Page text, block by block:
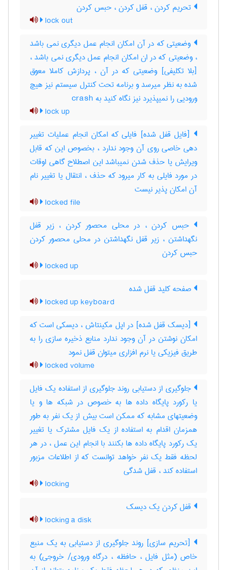
تحریم کردن ، قفل کردن ، حبس کردن
lock out
وضعیتی که در آن امکان انجام عمل دیگری نمی باشد
، وضعیتی که در ان امکان انجام عمل دیگری نمی باشد ،
[بلا تکلیفی] وضعیتی که در آن ، پردازش کاملا معوق
شده به نظر میرسد و برنامه تحت کنترل سیستم نیز هیچ
ورودیی را نمیپذیرد نیز نگاه کنید به ‎ crash
lock up
[فایل قفل شده] فایلی که امکان انجام عملیات تغییر
دهی خاصی روی آن وجود ندارد ، بخصوص این که قابل
ویرایش یا حذف شدن نمیباشد این اصطلاح گاهی اوقات
در مورد فایلی به کار میرود که حذف ، انتقال یا تغییر نام
آن امکان پذیر نیست
locked file
حبس کردن ، در محلی محصور کردن ، زیر قفل
نگهداشتن ، زیر قفل نگهداشتن در محلی محصور کردن
حبس کردن
locked up
صفحه کلید قفل شده
locked up keyboard
[دیسک قفل شده] در اپل مکینتاش ، دیسکی است که
امکان نوشتن در آن وجود ندارد منابع ذخیره سازی را به
طریق فیزیکی یا نرم افزاری میتوان قفل نمود
locked volume
جلوگیری از دستیابی روند جلوگیری از استفاده یک فایل
یا رکورد پایگاه داده ها به خصوص در شبکه ها و یا
وضعیتهای مشابه که ممکن است بیش از یک نفر به طور
همزمان اقدام به استفاده از یک فایل مشترک یا تغییر
یک رکورد پایگاه داده ها بکنند با انجام این عمل ، در هر
لحظه فقط یک نفر خواهد توانست که از اطلاعات مزبور
استفاده کند ، قفل شدگی
locking
قفل کردن یک دیسک
locking a disk
[تحریم سازی] روند جلوگیری از دستیابی به یک منبع
خاص (مثل فایل ، حافظه ، درگاه ورودی‎/ خروجی) به